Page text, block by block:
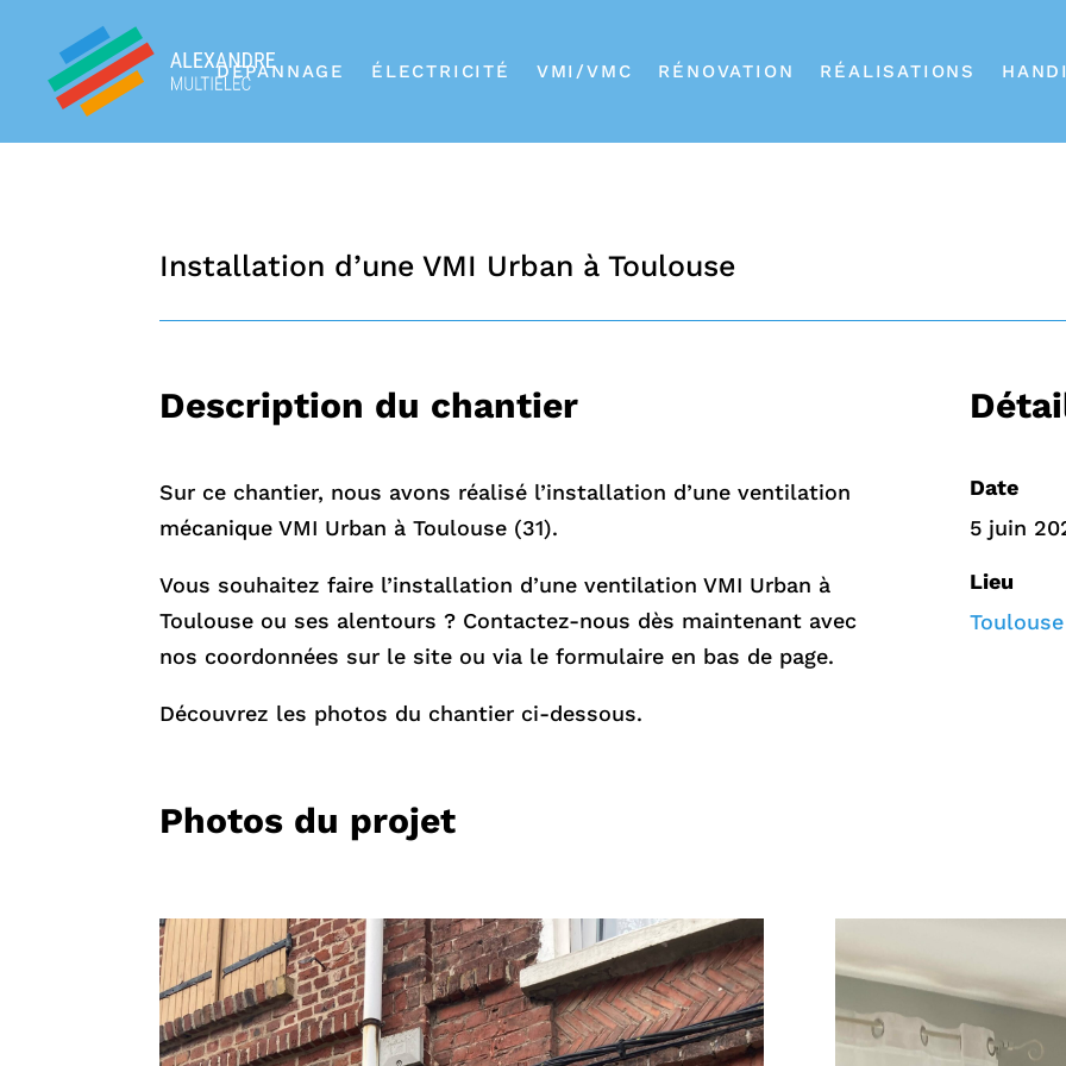
DÉPANNAGE ÉLECTRICITÉ VMI/VMC RÉNOVATION RÉALISATIONS
Installation d’une VMI Urban à Toulouse
Description du chantier
Sur ce chantier, nous avons réalisé l’installation d’une ventilation
mécanique VMI Urban à Toulouse (31).
Vous souhaitez faire l’installation d’une ventilation VMI Urban à
Toulouse ou ses alentours ? Contactez-nous dès maintenant avec
nos coordonnées sur le site ou via le formulaire en bas de page.
Découvrez les photos du chantier ci-dessous.
Date
5 juin
Lieu
Photos du projet